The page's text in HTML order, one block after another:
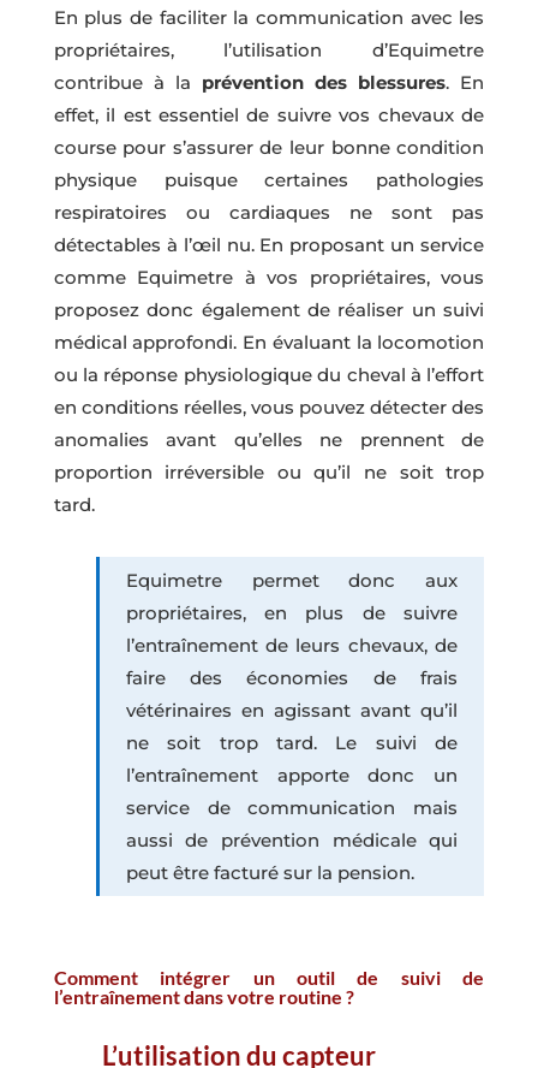
En plus de faciliter la communication avec les
propriétaires, l’utilisation d’Equimetre
contribue à la prévention des blessures. En
effet, il est essentiel de suivre vos chevaux de
course pour s’assurer de leur bonne condition
physique puisque certaines pathologies
respiratoires ou cardiaques ne sont pas
détectables à l’œil nu. En proposant un service
comme Equimetre à vos propriétaires, vous
proposez donc également de réaliser un suivi
médical approfondi. En évaluant la locomotion
ou la réponse physiologique du cheval à l’effort
en conditions réelles, vous pouvez détecter des
anomalies avant qu’elles ne prennent de
proportion irréversible ou qu’il ne soit trop
tard.
Equimetre permet donc aux
propriétaires, en plus de suivre
l’entraînement de leurs chevaux, de
faire des économies de frais
vétérinaires en agissant avant qu’il
ne soit trop tard. Le suivi de
l’entraînement apporte donc un
service de communication mais
aussi de prévention médicale qui
peut être facturé sur la pension.
Comment intégrer un outil de suivi de
l’entraînement dans votre routine ?
L’utilisation du capteur